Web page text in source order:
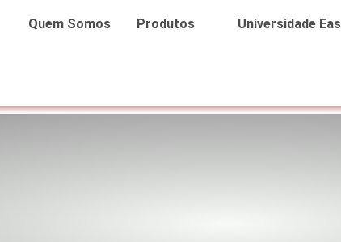
Quem Somos Produtos Universidade